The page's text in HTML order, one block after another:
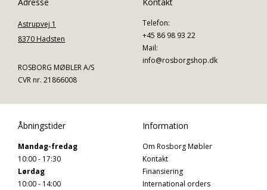
Astrupvej 1
8370 Hadsten
ROSBORG MØBLER A/S
CVR nr. 21866008
Telefon:
+45 86 98 93 22
Mail:
info@rosborgshop.dk
Åbningstider
Mandag-fredag
10:00 - 17:30
Lørdag
10:00 - 14:00
Information
Om Rosborg Møbler
Kontakt
Finansiering
International orders